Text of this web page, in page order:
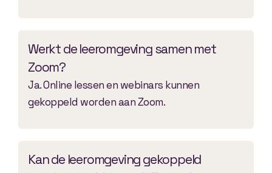
Werkt de leeromgeving samen met
Zoom?
Ja. Online lessen en webinars kunnen
gekoppeld worden aan Zoom.
Kan de leeromgeving gekoppeld